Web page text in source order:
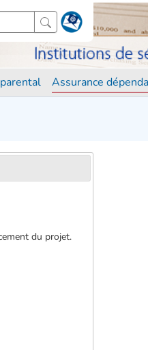
Assurance
du projet.